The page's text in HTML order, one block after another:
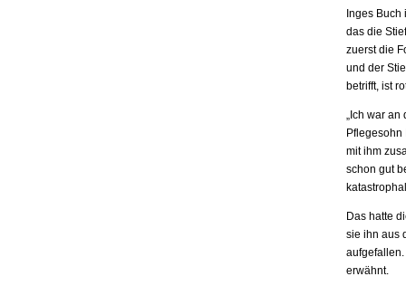
Inges
das die
zuerst die
und der
betrifft, ist
„Ich war
Pflegesohn
mit ihm
schon gut
Das hatte
sie ihn aus
erwähnt.